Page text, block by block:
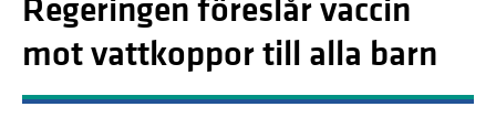
Regeringen föreslår vaccin
mot vattkoppor till alla barn